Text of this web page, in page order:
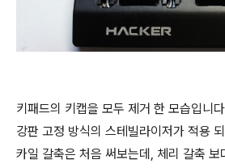
키패드의 키캡을 모두 제거 한 모습입니
강판 고정 방식의 스테빌라이저가 적용
카일 갈축은 처음 써보는데, 체리 갈축